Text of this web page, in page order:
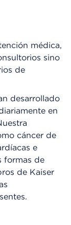
médica,
sino
de
desarrollado
en
cáncer de
e
formas de
de Kaiser